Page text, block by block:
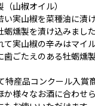
山椒オイル）
実山椒を菜種油に漬
燻製を漬け込みました
実山椒の辛みはマイ
歯ごたえのある牡蛎燻
産品コンクール入賞商
か様々なお酒に合わせ